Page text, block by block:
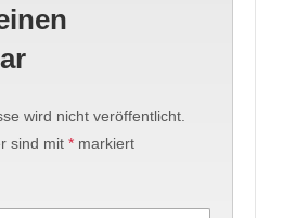
wird nicht veröffentlicht.
sind mit * markiert